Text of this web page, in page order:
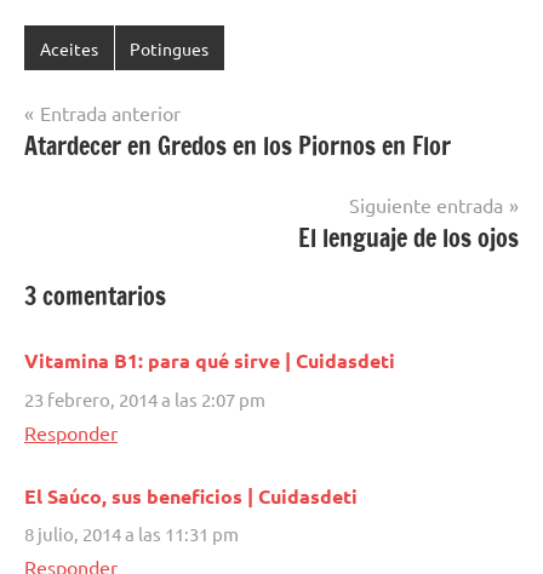
Aceites Potingues
Navegación
de
Entrada anterior
Atardecer en Gredos en los Piornos en Flor
Siguiente entrada
El lenguaje de los ojos
3 comentarios
Vitamina B1: para qué sirve | Cuidasdeti
23 febrero, 2014 a las 2:07 pm
Responder
El Saúco, sus beneficios | Cuidasdeti
8 julio, 2014 a las 11:31 pm
Responder